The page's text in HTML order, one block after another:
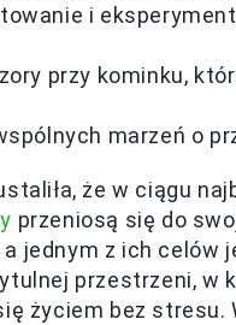
i
przy kominku,
marzeń o
że w ciągu
przeniosą się do
a jednym z ich celów
przestrzeni, w
życiem bez stresu.